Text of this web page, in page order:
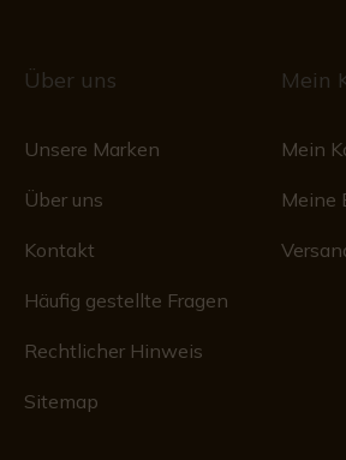
Über uns
Unsere Marken
Über uns
Kontakt
Häufig gestellte Fragen
Rechtlicher Hinweis
Sitemap
Mein
Mein
Meine